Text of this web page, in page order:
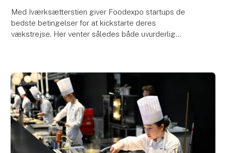
Med Iværksætterstien giver Foodexpo startups de
bedste betingelser for at kickstarte deres
vækstrejse. Her venter således både uvurderlig